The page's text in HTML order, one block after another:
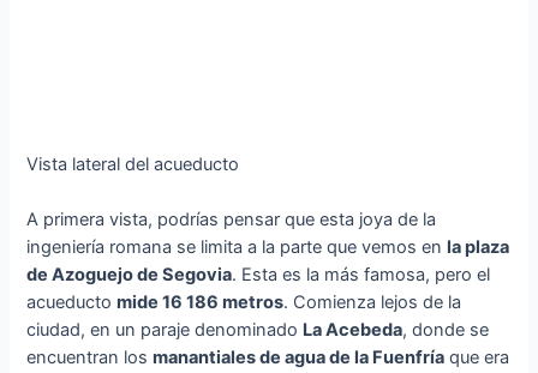
Vista lateral del acueducto
A primera vista, podrías pensar que esta joya de la
ingeniería romana se limita a la parte que vemos en la plaza
de Azoguejo de Segovia. Esta es la más famosa, pero el
acueductomide 16 186 metros. Comienza lejos de la
ciudad, en un paraje denominado La Acebeda, donde se
encuentran losmanantiales de agua de la Fuenfría que era